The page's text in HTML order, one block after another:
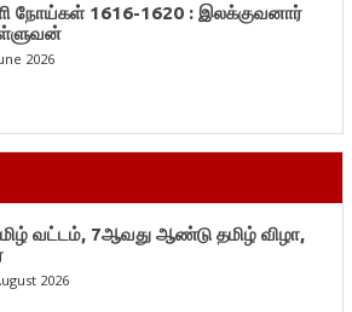
நோய்கள் 1616-1620 : இலக்குவனார்
2026
வட்டம், 7ஆவது ஆண்டு தமிழ் விழா,
2026